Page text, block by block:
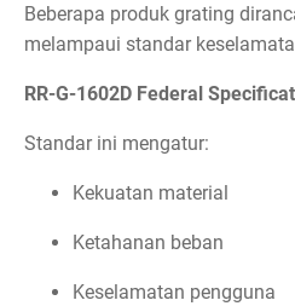
Beberapa produk grating
melampaui standar
RR-G-1602D Federal
Standar ini mengatur:
Kekuatan material
Ketahanan beban
Keselamatan pengguna